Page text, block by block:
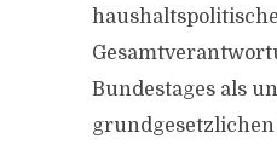
haushaltspolitische
Bundestages als